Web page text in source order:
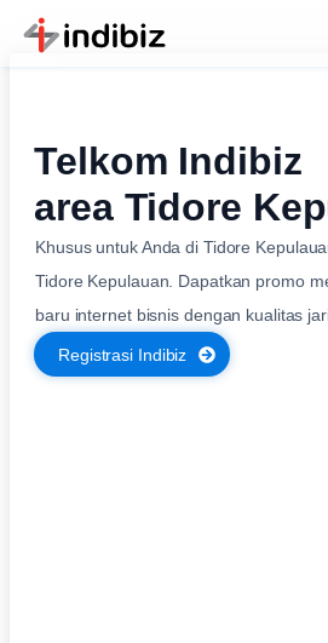
Telkom Indibiz
area Tidore
Khusus untuk Anda di Tidore
Tidore Kepulauan. Dapatkan promo
baru internet bisnis dengan kualitas
Registrasi Indibiz